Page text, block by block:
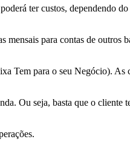
ter custos, dependendo
para contas de outros
Tem para o seu Negócio). As
Ou seja, basta que o cliente